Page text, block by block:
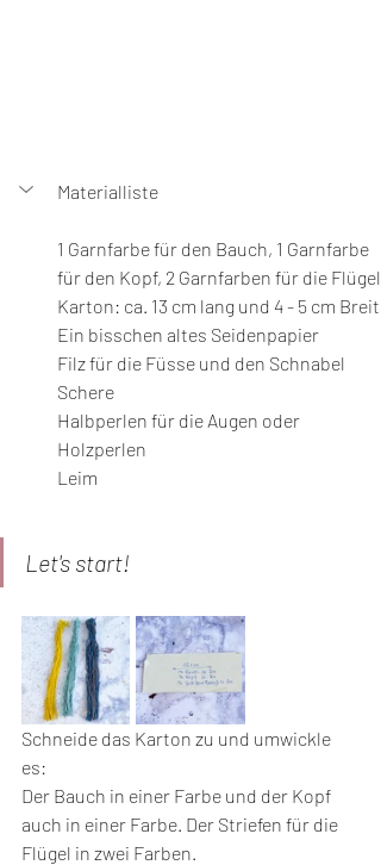
Materialliste
1 Garnfarbe für den Bauch, 1 Garnfarbe
für den Kopf, 2 Garnfarben für die Flügel
Karton: ca. 13 cm lang und 4 - 5 cm Breit
Ein bisschen altes Seidenpapier
Filz für die Füsse und den Schnabel
Schere
Halbperlen für die Augen oder
Holzperlen
Leim
Let's start!
Schneide das Karton zu und umwickle
es:
Der Bauch in einer Farbe und der Kopf
auch in einer Farbe. Der Striefen für die
Flügel in zwei Farben.